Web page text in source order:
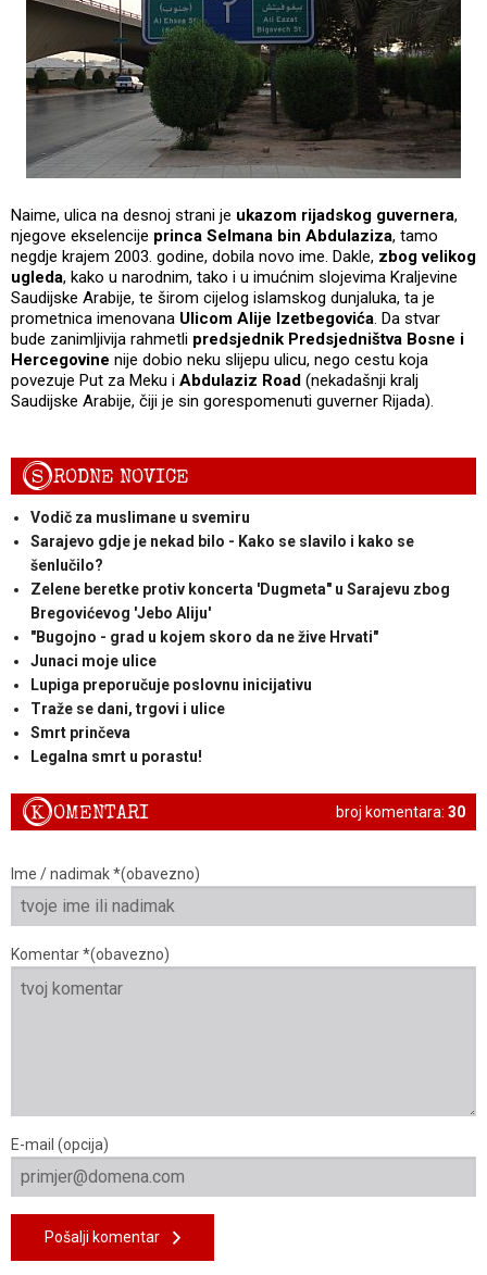
Naime, ulica na desnoj strani je ukazom rijadskog guvernera,
njegove ekselencije princa Selmana bin Abdulaziza, tamo
negdje krajem 2003. godine, dobila novo ime. Dakle, zbog velikog
ugleda, kako u narodnim, tako i u imućnim slojevima Kraljevine
Saudijske Arabije, te širom cijelog islamskog dunjaluka, ta je
prometnica imenovana Ulicom Alije Izetbegovića. Da stvar
bude zanimljivija rahmetli predsjednik Predsjedništva Bosne i
Hercegovine nije dobio neku slijepu ulicu, nego cestu koja
povezuje Put za Meku i Abdulaziz Road (nekadašnji kralj
Saudijske Arabije, čiji je sin gorespomenuti guverner Rijada).
SRODNE NOVICE
Vodič za muslimane u svemiru
Sarajevo gdje je nekad bilo - Kako se slavilo i kako se
šenlučilo?
Zelene beretke protiv koncerta 'Dugmeta" u Sarajevu zbog
Bregovićevog 'Jebo Aliju'
"Bugojno - grad u kojem skoro da ne žive Hrvati"
Junaci moje ulice
Lupiga preporučuje poslovnu inicijativu
Traže se dani, trgovi i ulice
Smrt prinčeva
Legalna smrt u porastu!
broj komentara: 30
KOMENTARI
Ime / nadimak *(obavezno)
Komentar *(obavezno)
E-mail (opcija)
Pošalji komentar